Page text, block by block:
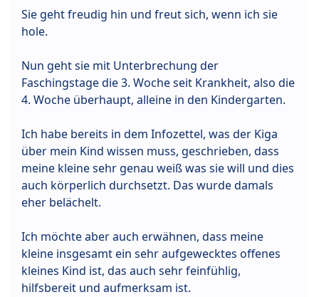
Sie geht freudig hin und freut sich, wenn ich sie
hole.
Nun geht sie mit Unterbrechung der
Faschingstage die 3. Woche seit Krankheit, also die
4. Woche überhaupt, alleine in den Kindergarten.
Ich habe bereits in dem Infozettel, was der Kiga
über mein Kind wissen muss, geschrieben, dass
meine kleine sehr genau weiß was sie will und dies
auch körperlich durchsetzt. Das wurde damals
eher belächelt.
Ich möchte aber auch erwähnen, dass meine
kleine insgesamt ein sehr aufgewecktes offenes
kleines Kind ist, das auch sehr feinfühlig,
hilfsbereit und aufmerksam ist.